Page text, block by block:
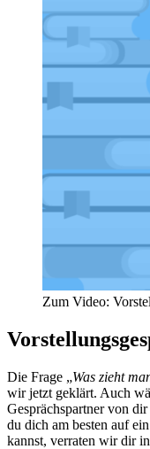
Zum Video:
Die Frage „Was zieht
wir jetzt geklärt. Auch
Gesprächspartner von
du dich am besten auf ein
kannst, verraten wir dir